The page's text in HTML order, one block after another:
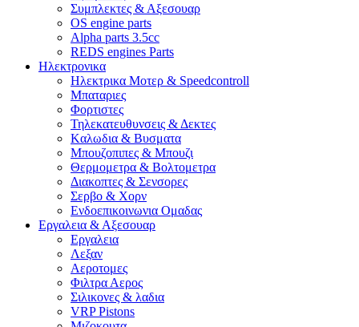
Συμπλεκτες & Αξεσουαρ
OS engine parts
Alpha parts 3.5cc
REDS engines Parts
Ηλεκτρονικα
Ηλεκτρικα Μοτερ & Speedcontroll
Μπαταριες
Φορτιστες
Τηλεκατευθυνσεις & Δεκτες
Kαλωδια & Βυσματα
Μπουζοπιπες & Μπουζι
Θερμομετρα & Βολτομετρα
Διακοπτες & Σενσορες
Σερβο & Χορν
Ενδοεπικοινωνια Ομαδας
Εργαλεια & Αξεσουαρ
Εργαλεια
Λεξαν
Αεροτομες
Φιλτρα Αερος
Σιλικονες & λαδια
VRP Pistons